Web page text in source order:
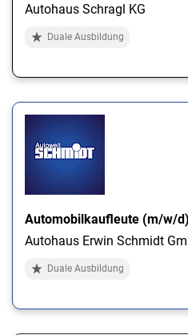
Autohaus Schragl KG
Duale Ausbildung
Automobilkaufleute (m/w/d)
Autohaus Erwin Schmidt
Duale Ausbildung